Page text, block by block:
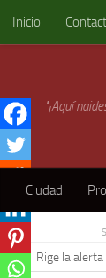
Skip to
Inicio
"¡Aquí
Ciudad
Rige la